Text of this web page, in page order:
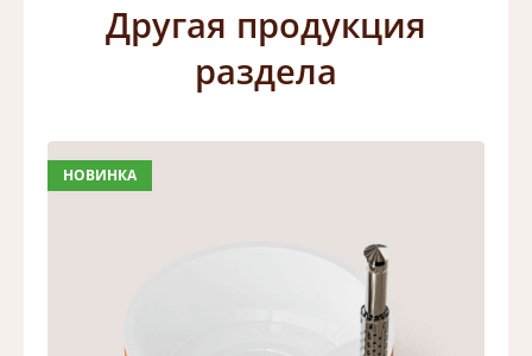
Другая продукция
раздела
НОВИНКА